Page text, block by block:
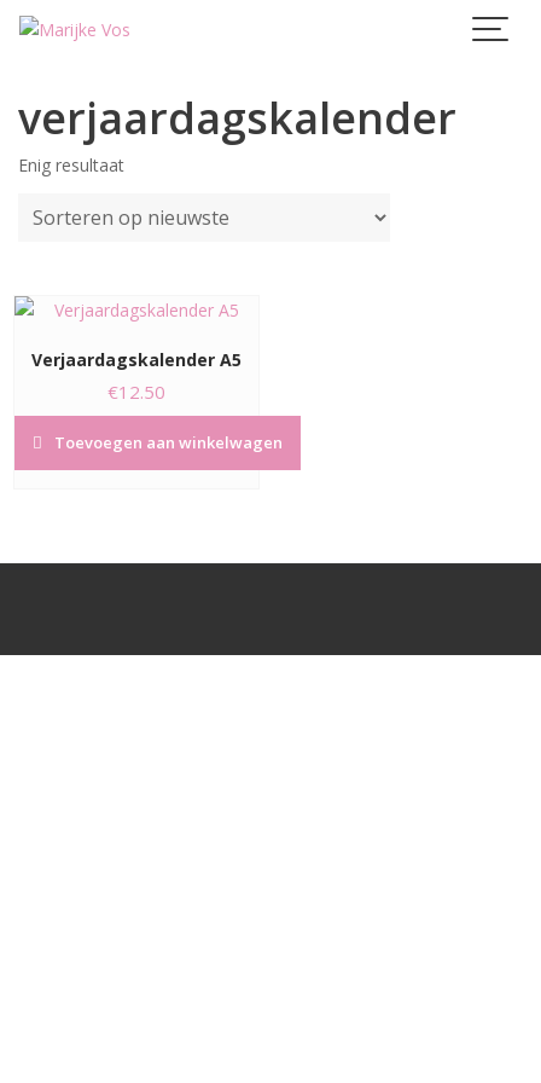
Skip
verjaardagskalender
Enig resultaat
Verjaardagskalender A5
€12.50
Toevoegen aan winkelwagen